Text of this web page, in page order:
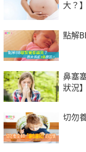
大？】
點解
鼻塞
狀況】
切勿